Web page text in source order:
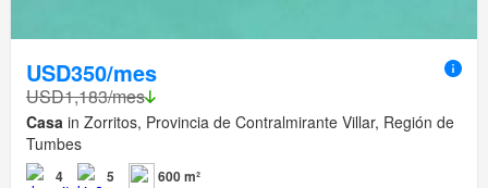
USD350/mes
USD1,183/mes
Casa in Zorritos, Provincia de Contralmirante Villar, Región de
Tumbes
4 5 600 m²